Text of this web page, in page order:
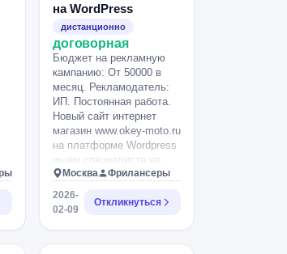
на WordPress
дистанционно
договорная
Бюджет на рекламную
кампанию: От 50000 в
месяц. Рекламодатель:
ИП. Постоянная работа.
Новый сайт интернет
магазин www.okey-moto.ru
на платформе Wordpress
ищем специалиста на
постоянной основе для
продвижения.
Москва
Фрилансеры
2026-
02-09
Откликнуться